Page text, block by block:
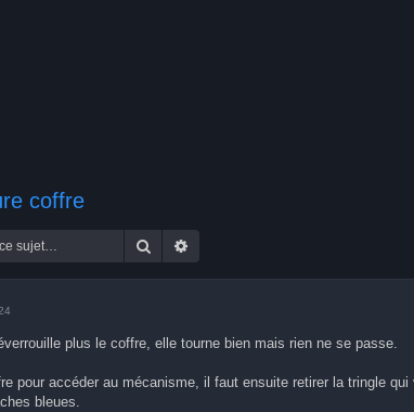
coffre
Rechercher
plus le coffre, elle tourne bien mais rien ne se passe.
pour accéder au mécanisme, il faut ensuite retirer la tringle
bleues.